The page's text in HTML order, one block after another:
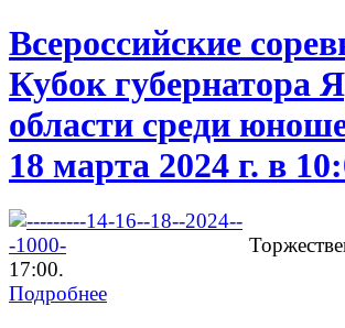
Всероссийские
Кубок губернатора
области среди
18 марта 2024 г. в
17:00.
Подробнее